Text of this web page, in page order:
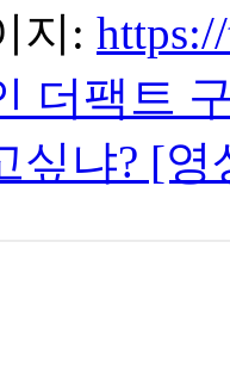
지:
더팩트
싶냐? [